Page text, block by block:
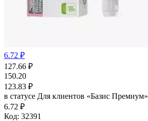
6.72 ₽
127.66 ₽
150.20
123.83 ₽
в статусе Для клиентов «Базис Премиум»
6.72 ₽
Код: 32391